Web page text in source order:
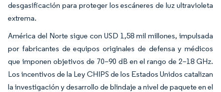
desgasificación para proteger los escáneres de luz ultravioleta
extrema.
América del Norte sigue con USD 1,58 mil millones, impulsada
por fabricantes de equipos originales de defensa y médicos
que imponen objetivos de 70–90 dB en el rango de 2–18 GHz.
Los incentivos de la Ley CHIPS de los Estados Unidos catalizan
la investigación y desarrollo de blindaje a nivel de paquete en el